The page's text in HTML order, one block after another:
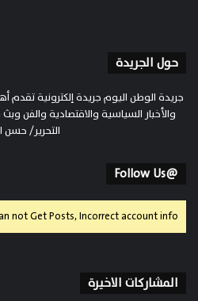
حول الجريدة
جريدة الوطن اليوم جريدة إلكترونية تقدم
والأخبار السياسية والاقتصادية والفن
التحرير/ حسن
@Follow Us
not Get Posts, Incorrect account info.
المشاركات الاخيرة